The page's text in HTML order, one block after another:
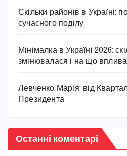
Скільки районів в Україні:
сучасного поділу
Мінімалка в Україні 2026:
змінювалася і на що
Левченко Марія: від
Президента
Останні коментарі